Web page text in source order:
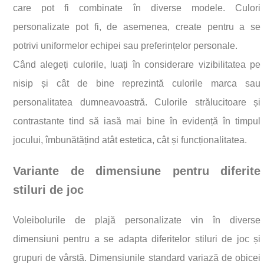
care pot fi combinate în diverse modele. Culori
personalizate pot fi, de asemenea, create pentru a se
potrivi uniformelor echipei sau preferințelor personale.
Când alegeți culorile, luați în considerare vizibilitatea pe
nisip și cât de bine reprezintă culorile marca sau
personalitatea dumneavoastră. Culorile strălucitoare și
contrastante tind să iasă mai bine în evidență în timpul
jocului, îmbunătățind atât estetica, cât și funcționalitatea.
Variante de dimensiune pentru diferite
stiluri de joc
Voleibolurile de plajă personalizate vin în diverse
dimensiuni pentru a se adapta diferitelor stiluri de joc și
grupuri de vârstă. Dimensiunile standard variază de obicei